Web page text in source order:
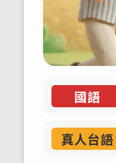
國語
真人台語